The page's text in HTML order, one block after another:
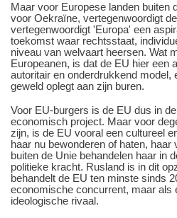
Maar voor Europese landen buiten
voor Oekraïne, vertegenwoordigt
vertegenwoordigt 'Europa' een
toekomst waar rechtsstaat,
niveau van welvaart heersen. Wat
Europeanen, is dat de EU hier een
autoritair en onderdrukkend model,
geweld oplegt aan zijn buren.
Voor EU-burgers is de EU dus in
economisch project. Maar voor
zijn, is de EU vooral een cultureel
haar nu bewonderen of haten, haar
buiten de Unie behandelen haar in
politieke kracht. Rusland is in dit
behandelt de EU ten minste sinds
economische concurrent, maar als
ideologische rivaal.